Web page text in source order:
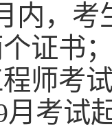
内，
证书
师考
月考试